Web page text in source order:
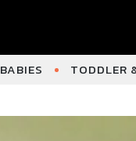
BABIES TODDLER